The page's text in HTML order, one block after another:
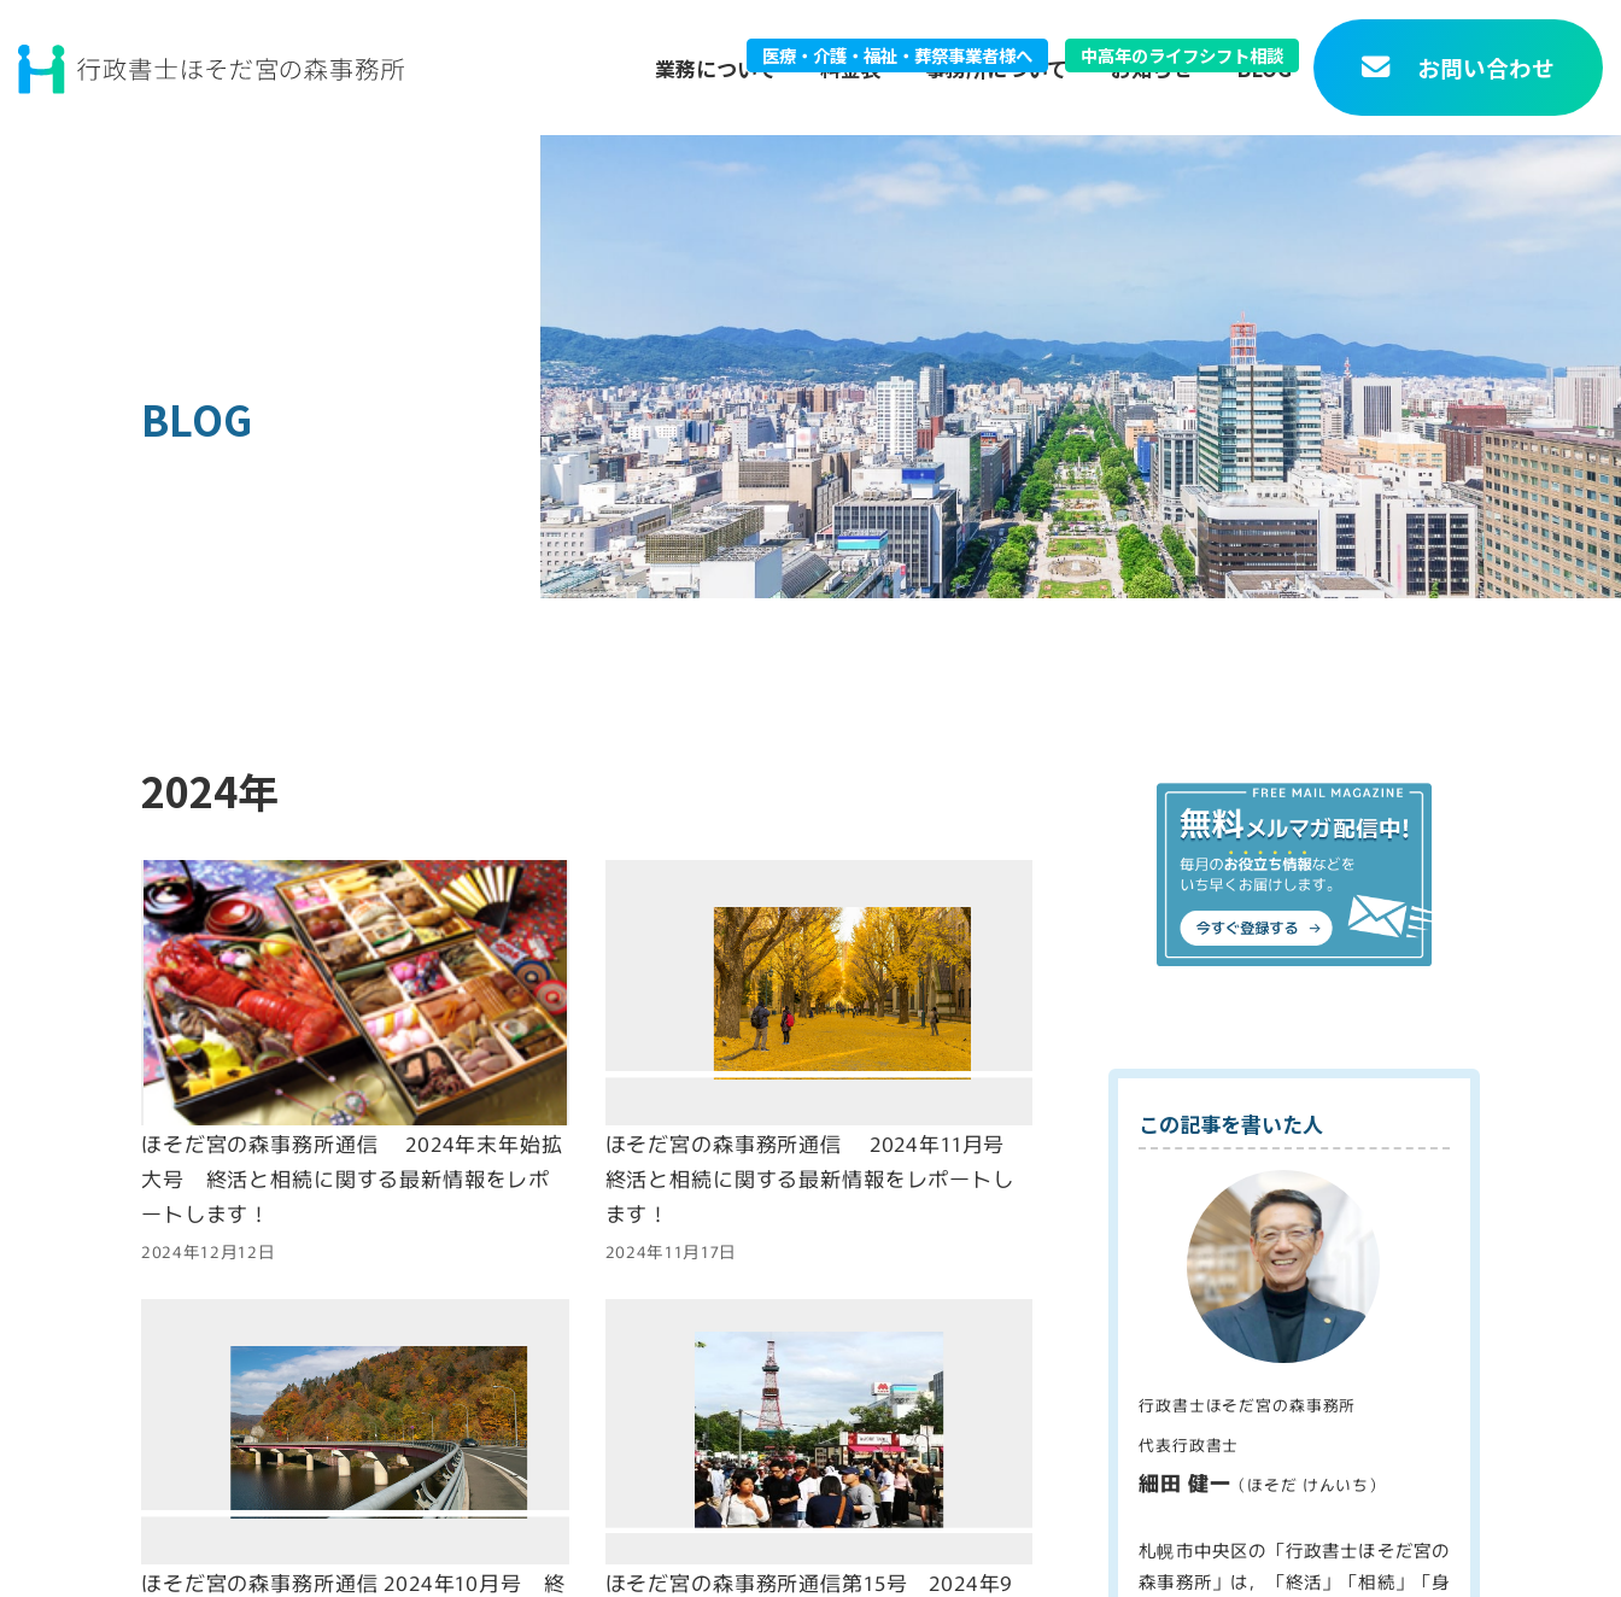
ン
ビ
業務について 料金表 事務所について
医療・介護・福祉・葬祭事業者様へ 中高年のライフシフト相談
お知らせ BLOG お問い合わせ
BLOG
2024年
ほそだ宮の森事務所通信 2024年末年始拡
大号 終活と相続に関する最新情報をレポ
ートします！
2024年12月12日
ほそだ宮の森事務所通信 2024年11月号
終活と相続に関する最新情報をレポートし
ます！
2024年11月17日
ほそだ宮の森事務所通信 2024年10月号 終
ほそだ宮の森事務所通信第15号 2024年9
この記事を書いた人
行政書士ほそだ宮の森事務所
代表行政書士
細田 健一 （ほそだ けんいち）
札幌市中央区の「行政書士ほそだ宮の
森事務所」は，「終活」「相続」「身